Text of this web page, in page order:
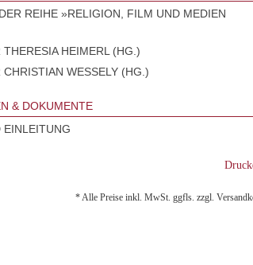
REIHE »RELIGION, FILM UND MEDIEN
THERESIA HEIMERL (HG.)
CHRISTIAN WESSELY (HG.)
& DOKUMENTE
EINLEITUNG
* Alle Preise inkl. MwSt. ggfls. zzgl.